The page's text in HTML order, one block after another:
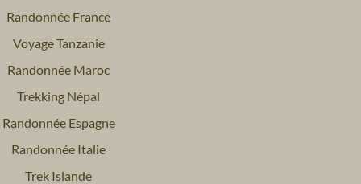
Randonnée France
Voyage Tanzanie
Randonnée Maroc
Trekking Népal
Randonnée Espagne
Randonnée Italie
Trek Islande